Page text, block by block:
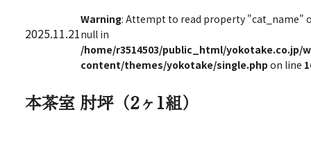
2025.11.21
Warning: Attempt to read property "cat_name"
null in
/home/r3514503/public_html/yokotake.co.jp/
content/themes/yokotake/single.php on line
本茶室 肘坪（2ヶ1組）